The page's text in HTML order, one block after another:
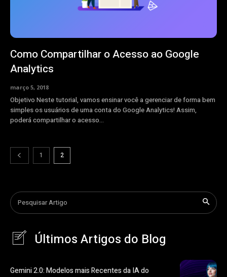
Como Compartilhar o Acesso ao Google
Analytics
março 5, 2018
Objetivo Neste tutorial, vamos ensinar você a gerenciar de forma bem
simples os usuários de uma conta do Google Analytics! Assim,
poderá compartilhar o acesso...
1 2
Pesquisar Artigo
Últimos Artigos do Blog
Gemini 2.0: Modelos mais Recentes da IA do